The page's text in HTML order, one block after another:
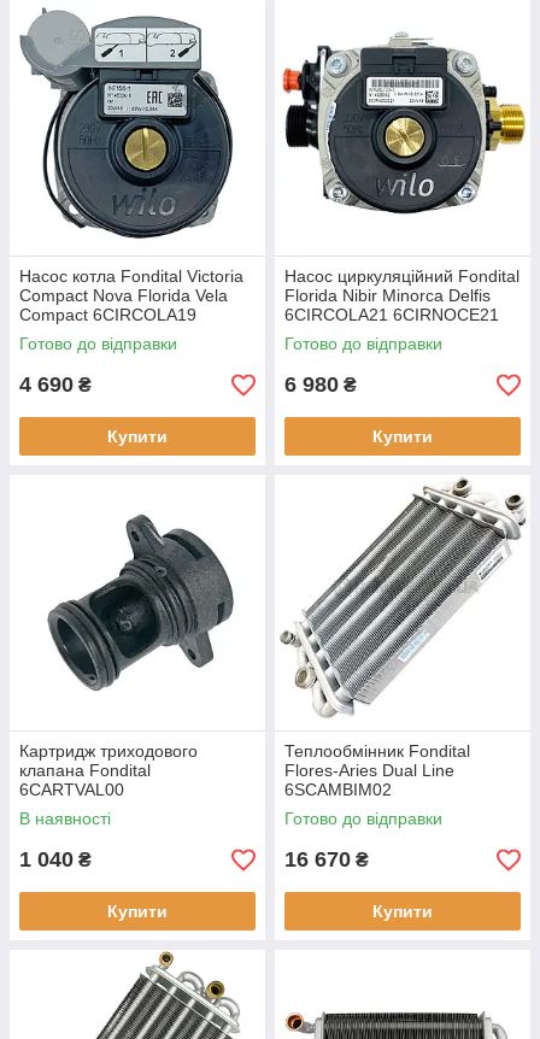
Насос котла Fondital Victoria
Compact Nova Florida Vela
Compact 6CIRCOLA19
Готово до відправки
4 690 ₴
Купити
Насос циркуляційний Fondital
Florida Nibir Minorca Delfis
6CIRCOLA21 6CIRNOCE21
Готово до відправки
6 980 ₴
Купити
Картридж триходового
клапана Fondital
6CARTVAL00
В наявності
1 040 ₴
Купити
Теплообмінник Fondital
Flores-Aries Dual Line
6SCAMBIM02
Готово до відправки
16 670 ₴
Купити